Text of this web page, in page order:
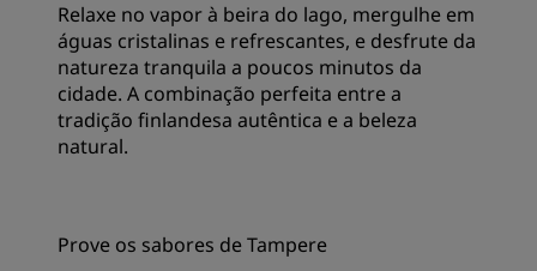
Relaxe no vapor à beira do lago, mergulhe em
águas cristalinas e refrescantes, e desfrute da
natureza tranquila a poucos minutos da
cidade. A combinação perfeita entre a
tradição finlandesa autêntica e a beleza
natural.
Prove os sabores de Tampere